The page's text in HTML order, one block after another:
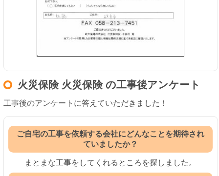
火災保険 火災保険 の工事後アンケート
工事後のアンケートに答えていただきました！
ご自宅の工事を依頼する会社にどんなことを期待され
ていましたか？
まとまな工事をしてくれるところを探しました。